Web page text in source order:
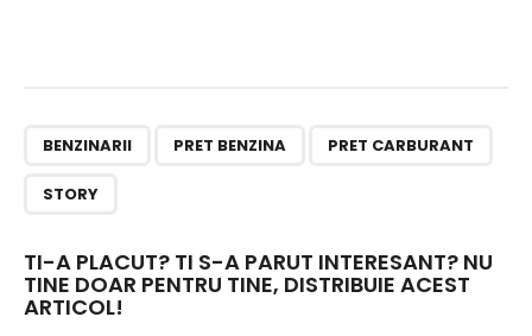
BENZINARII PRET BENZINA PRET CARBURANT
STORY
TI-A PLACUT? TI S-A PARUT INTERESANT? NU
TINE DOAR PENTRU TINE, DISTRIBUIE ACEST
ARTICOL!